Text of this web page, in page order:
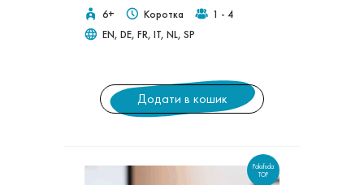
6+ Коротка
1 - 4
EN, DE, FR, IT, NL, SP
Додати в кошик
Pakufuda
TOP